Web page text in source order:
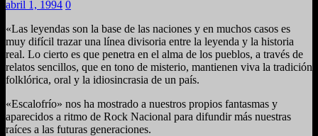
abril 1, 1994 0
«Las leyendas son la base de las naciones y en muchos casos es
muy difícil trazar una línea divisoria entre la leyenda y la historia
real. Lo cierto es que penetra en el alma de los pueblos, a través de
relatos sencillos, que en tono de misterio, mantienen viva la tradición
folklórica, oral y la idiosincrasia de un país.
«Escalofrío» nos ha mostrado a nuestros propios fantasmas y
aparecidos a ritmo de Rock Nacional para difundir más nuestras
raíces a las futuras generaciones.